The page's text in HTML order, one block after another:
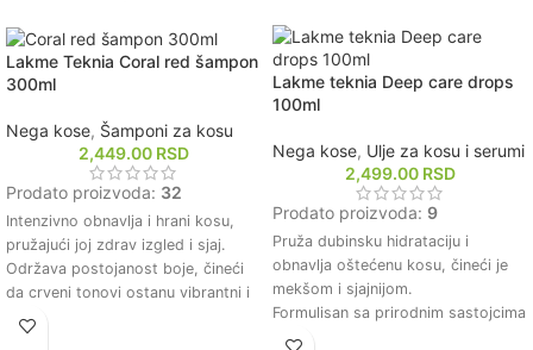
Lakme Teknia Coral red šampon
300ml
Nega kose, Šamponi za kosu
2,449.00 RSD
Prodato proizvoda: 32
Intenzivno obnavlja i hrani kosu,
pružajući joj zdrav izgled i sjaj.
Održava postojanost boje, čineći
da crveni tonovi ostanu vibrantni i
dugotrajni.
Formulisan sa prirodnim sastojcima
Lakme teknia Deep care drops
100ml
Nega kose, Ulje za kosu i serumi
2,499.00 RSD
Prodato proizvoda: 9
Pruža dubinsku hidrataciju i
obnavlja oštećenu kosu, čineći je
mekšom i sjajnijom.
Formulisan sa prirodnim sastojcima
koji pomažu u zaštiti kose od